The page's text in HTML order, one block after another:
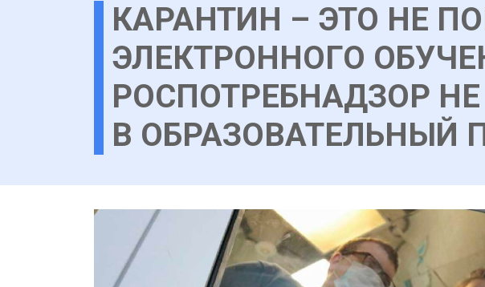
КАРАНТИН – ЭТО НЕ
ЭЛЕКТРОННОГО
РОСПОТРЕБНАДЗОР
В ОБРАЗОВАТЕЛЬНЫЙ